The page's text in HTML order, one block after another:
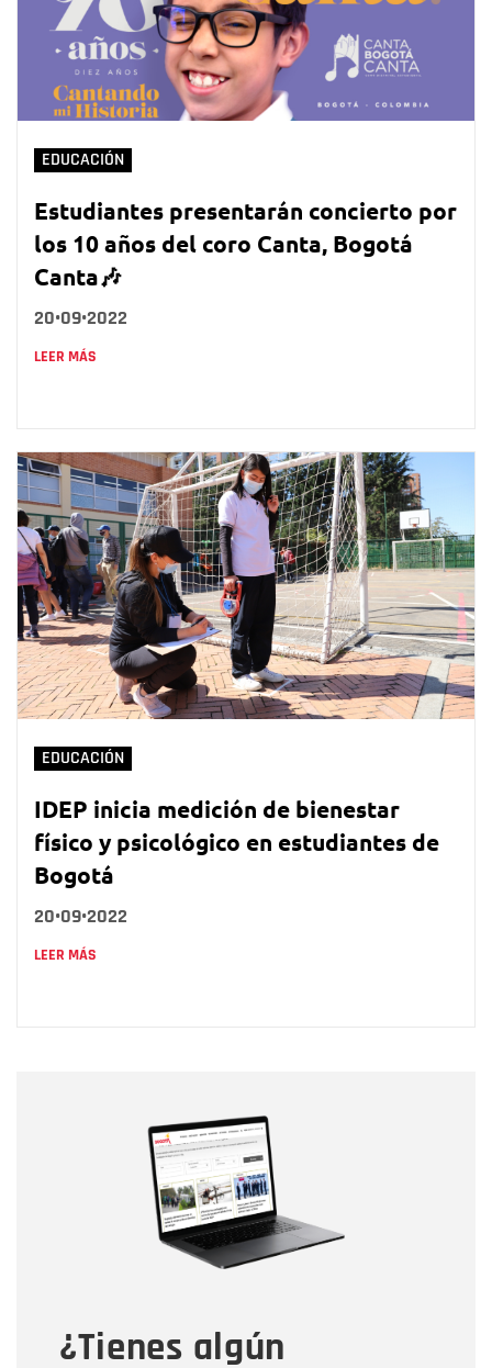
EDUCACIÓN
Estudiantes presentarán concierto por
los 10 años del coro Canta, Bogotá
Canta🎶
20•09•2022
LEER MÁS
EDUCACIÓN
IDEP inicia medición de bienestar
físico y psicológico en estudiantes de
Bogotá
20•09•2022
LEER MÁS
¿Tienes algún
Correo electrónico
Tipo de comentario
Mensaje